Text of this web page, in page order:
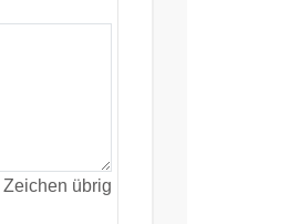
Zeichen übrig